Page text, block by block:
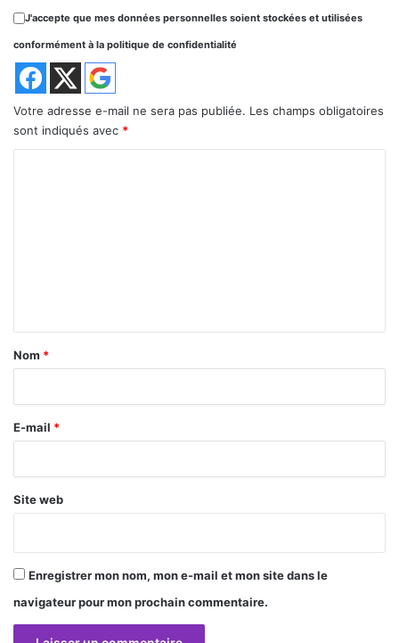
J'accepte que mes données personnelles soient stockées et utilisées
conformément à la politique de confidentialité
Votre adresse e-mail ne sera pas publiée. Les champs obligatoires
sont indiqués avec *
a
r
e
Nom *
E-mail *
Site web
Enregistrer mon nom, mon e-mail et mon site dans le
navigateur pour mon prochain commentaire.